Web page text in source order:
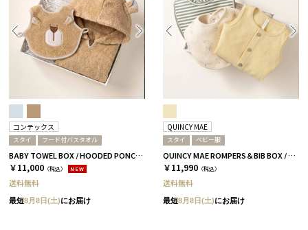
コンテックス
スタイ フード付バスタオル
BABY TOWEL BOX / HOODED PONCHO+BIB / キャメル［コンテックス］
￥11,000 （税込） NEW
送料無料
最短8月8日(土)にお届け
QUINCY MAE
スタイ ベビー服
QUINCY MAE ROMPERS＆BIB BOX / レモンイエロー
￥11,990 （税込）
送料無料
最短8月8日(土)にお届け